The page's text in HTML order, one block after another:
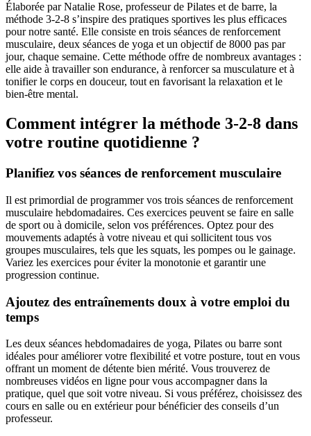
Élaborée par Natalie Rose, professeur de Pilates et de barre, la
méthode 3-2-8 s’inspire des pratiques sportives les plus efficaces
pour notre santé. Elle consiste en trois séances de renforcement
musculaire, deux séances de yoga et un objectif de 8000 pas par
jour, chaque semaine. Cette méthode offre de nombreux avantages :
elle aide à travailler son endurance, à renforcer sa musculature et à
tonifier le corps en douceur, tout en favorisant la relaxation et le
bien-être mental.
Comment intégrer la méthode 3-2-8 dans
votre routine quotidienne ?
Planifiez vos séances de renforcement musculaire
Il est primordial de programmer vos trois séances de renforcement
musculaire hebdomadaires. Ces exercices peuvent se faire en salle
de sport ou à domicile, selon vos préférences. Optez pour des
mouvements adaptés à votre niveau et qui sollicitent tous vos
groupes musculaires, tels que les squats, les pompes ou le gainage.
Variez les exercices pour éviter la monotonie et garantir une
progression continue.
Ajoutez des entraînements doux à votre emploi du
temps
Les deux séances hebdomadaires de yoga, Pilates ou barre sont
idéales pour améliorer votre flexibilité et votre posture, tout en vous
offrant un moment de détente bien mérité. Vous trouverez de
nombreuses vidéos en ligne pour vous accompagner dans la
pratique, quel que soit votre niveau. Si vous préférez, choisissez des
cours en salle ou en extérieur pour bénéficier des conseils d’un
professeur.